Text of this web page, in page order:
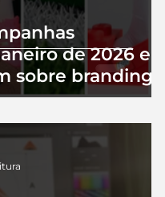
de 2026 e
sobre branding